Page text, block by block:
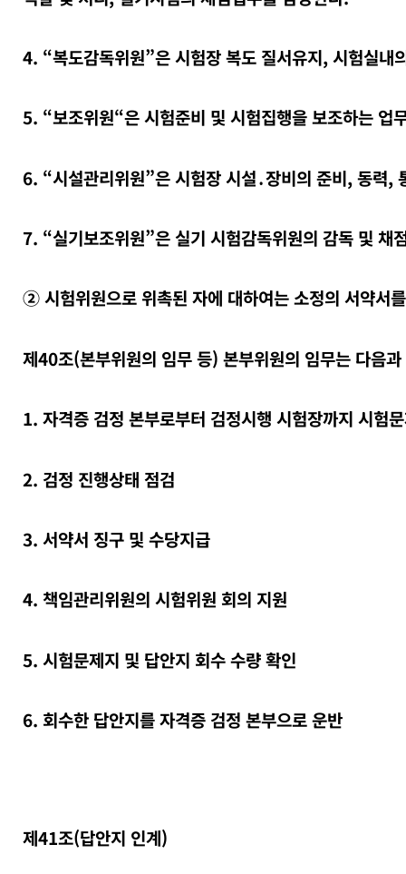
4. “복도감독위원”은 시험장 복도 질서유지, 시험실내
5. “보조위원“은 시험준비 및 시험집행을 보조하는 업
6. “시설관리위원”은 시험장 시설․장비의 준비, 동력,
7. “실기보조위원”은 실기 시험감독위원의 감독 및 채
② 시험위원으로 위촉된 자에 대하여는 소정의 서약서
제40조(본부위원의 임무 등) 본부위원의 임무는 다음
1. 자격증 검정 본부로부터 검정시행 시험장까지 시험
2. 검정 진행상태 점검
3. 서약서 징구 및 수당지급
4. 책임관리위원의 시험위원 회의 지원
5. 시험문제지 및 답안지 회수 수량 확인
6. 회수한 답안지를 자격증 검정 본부으로 운반
제41조(답안지 인계)